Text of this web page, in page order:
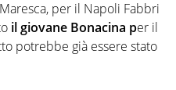
per il Napoli Fabbri
il giovane Bonacina per il
potrebbe già essere stato